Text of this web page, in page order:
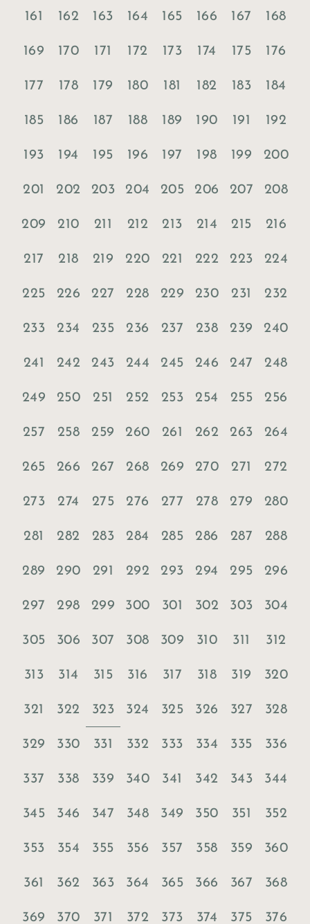
161 162 163 164 165 166 167 168
169 170 171 172 173 174 175 176
177 178 179 180 181 182 183 184
185 186 187 188 189 190 191 192
193 194 195 196 197 198 199 200
201 202 203 204 205 206 207 208
209 210 211 212 213 214 215 216
217 218 219 220 221 222 223 224
225 226 227 228 229 230 231 232
233 234 235 236 237 238 239 240
241 242 243 244 245 246 247 248
249 250 251 252 253 254 255 256
257 258 259 260 261 262 263 264
265 266 267 268 269 270 271 272
273 274 275 276 277 278 279 280
281 282 283 284 285 286 287 288
289 290 291 292 293 294 295 296
297 298 299 300 301 302 303 304
305 306 307 308 309 310 311 312
313 314 315 316 317 318 319 320
321 322 323 324 325 326 327 328
329 330 331 332 333 334 335 336
337 338 339 340 341 342 343 344
345 346 347 348 349 350 351 352
353 354 355 356 357 358 359 360
361 362 363 364 365 366 367 368
369 370 371 372 373 374 375 376